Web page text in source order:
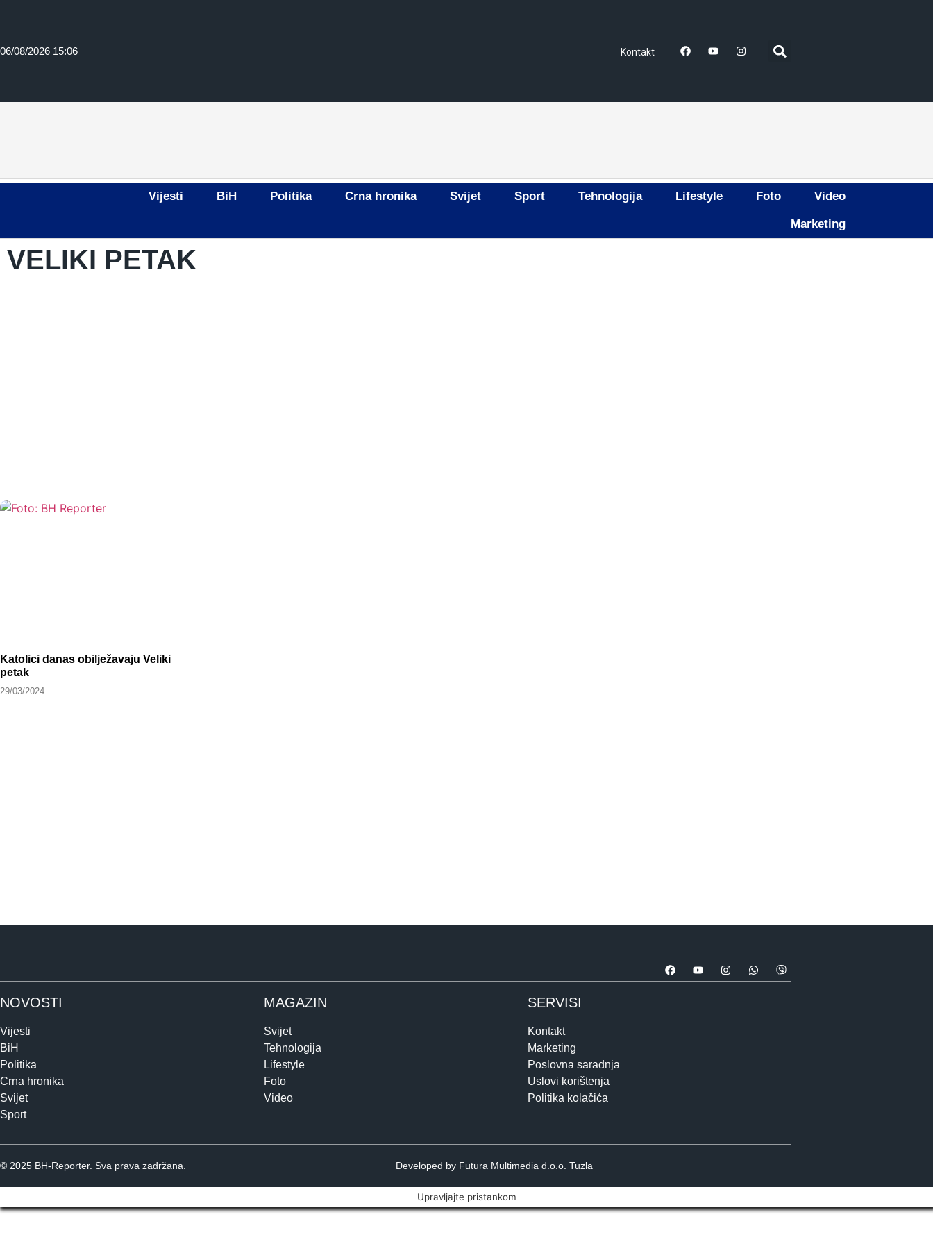
06/08/2026 15:06 Kontakt
Vijesti BiH Politika Crna hronika Svijet Sport Tehnologija Lifestyle Foto Video
Marketing
VELIKI PETAK
Katolici danas obilježavaju Veliki
petak
29/03/2024
NOVOSTI
Vijesti
BiH
Politika
Crna hronika
Svijet
Sport
MAGAZIN
Svijet
Tehnologija
Lifestyle
Foto
Video
SERVISI
Kontakt
Marketing
Poslovna saradnja
Uslovi korištenja
Politika kolačića
© 2025 BH-Reporter. Sva prava zadržana. Developed by Futura Multimedia d.o.o. Tuzla
Upravljajte pristankom